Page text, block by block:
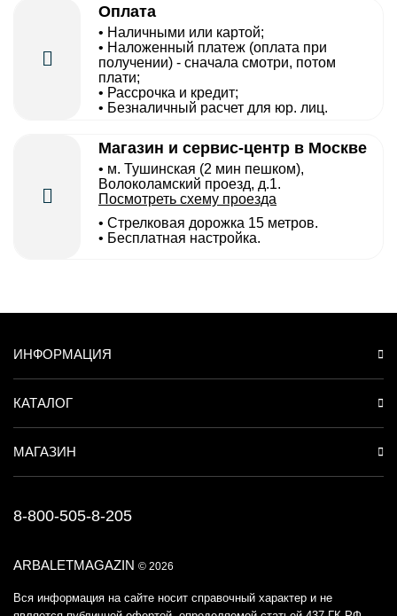
Оплата
• Наличными или картой;
• Наложенный платеж (оплата при
получении) - сначала смотри, потом
плати;
• Рассрочка и кредит;
• Безналичный расчет для юр. лиц.
Магазин и сервис-центр в Москве
• м. Тушинская (2 мин пешком),
Волоколамский проезд, д.1.
Посмотреть схему проезда
• Cтрелковая дорожка 15 метров.
• Бесплатная настройка.
ARBALETMAGAZIN © 2026
Вся информация на сайте носит справочный характер и не
ИНФОРМАЦИЯ
КАТАЛОГ
МАГАЗИН
8-800-505-8-205